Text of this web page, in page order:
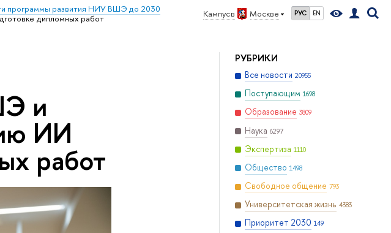
Кампус в Москве РУС EN
программы развития НИУ ВШЭ до 2030
дипломных работ
РУБРИКИ
Все новости 20955
Поступающим 1698
Образование 3809
Наука 6297
Экспертиза 1110
Общество 1498
Свободное общение 793
Университетская жизнь 4383
Приоритет 2030 149
и
ИИ
работ